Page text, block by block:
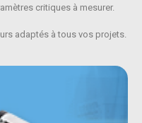
critiques à mesurer.
adaptés à tous vos projets.